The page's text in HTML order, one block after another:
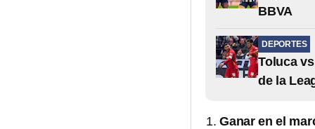
BBVA
DEPORTES
Toluca
de la
Ganar en el